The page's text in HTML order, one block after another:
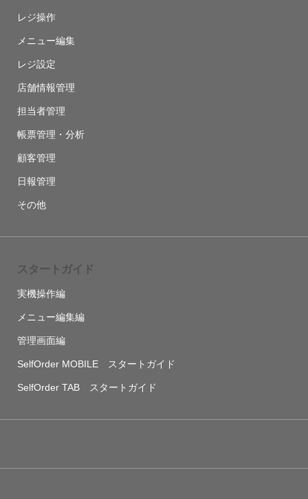
レジ操作
メニュー編集
レジ設定
店舗情報管理
担当者管理
帳票管理・分析
顧客管理
日報管理
その他
スタートガイド
実機操作編
メニュー編集編
管理画面編
SelfOrder MOBILE スタートガイド
SelfOrder TAB スタートガイド